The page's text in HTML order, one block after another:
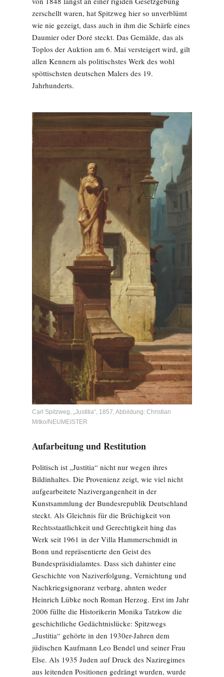
zerschellt waren, hat Spitzweg hier so unverblümt
wie nie gezeigt, dass auch in ihm die Schärfe eines
Daumier oder Doré steckt. Das Gemälde, das als
Toplos der Auktion am 6. Mai versteigert wird, gilt
allen Kennern als politischstes Werk des wohl
spöttischsten deutschen Malers des 19.
Jahrhunderts.
Carl Spitzweg, „Justitia“, 1857, Abbildung: Christian
Mitko/NEUMEISTER
Aufarbeitung und Restitution
Politisch ist „Justitia“ nicht nur wegen ihres
Bildinhaltes. Die Provenienz zeigt, wie viel nicht
aufgearbeitete Nazivergangenheit in der
Kunstsammlung der Bundesrepublik Deutschland
steckt. Als Gleichnis für die Brüchigkeit von
Rechtsstaatlichkeit und Gerechtigkeit hing das
Werk seit 1961 in der Villa Hammerschmidt in
Bonn und repräsentierte den Geist des
Bundespräsidialamtes. Dass sich dahinter eine
Geschichte von Naziverfolgung, Vernichtung und
Nachkriegsignoranz verbarg, ahnten weder
Heinrich Lübke noch Roman Herzog. Erst im Jahr
2006 füllte die Historikerin Monika Tatzkow die
geschichtliche Gedächtnislücke: Spitzwegs
„Justitia“ gehörte in den 1930er-Jahren dem
jüdischen Kaufmann Leo Bendel und seiner Frau
Else. Als 1935 Juden auf Druck des Naziregimes
aus leitenden Positionen gedrängt wurden, wurde